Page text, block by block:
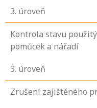
3. úroveň
Kontrola stavu
pomůcek a nářadí
3. úroveň
Zrušení zajištěného